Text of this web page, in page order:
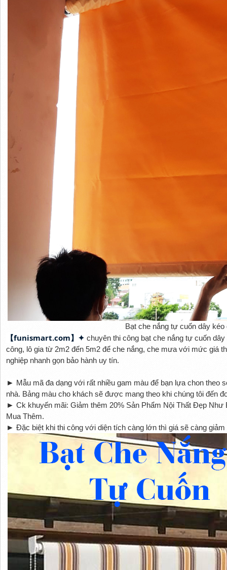
Bạt che nắng tự cuốn dây kéo
【funismart.com】✦ chuyên thi công bạt che nắng tự cuốn
công, lô gia từ 2m2 đến 5m2 để che nắng, che mưa với mức giá
nghiệp nhanh gọn bảo hành uy tín.
► Mẫu mã đa dạng với rất nhiều gam màu để bạn lựa chon theo
nhà. Bảng màu cho khách sẽ được mang theo khi chúng tôi đến
► Ck khuyến mãi: Giảm thêm 20% Sản Phẩm Nội Thất Đẹp
Mua Thêm.
► Đặc biệt khi thi công với diện tích càng lớn thì giá sẽ càng